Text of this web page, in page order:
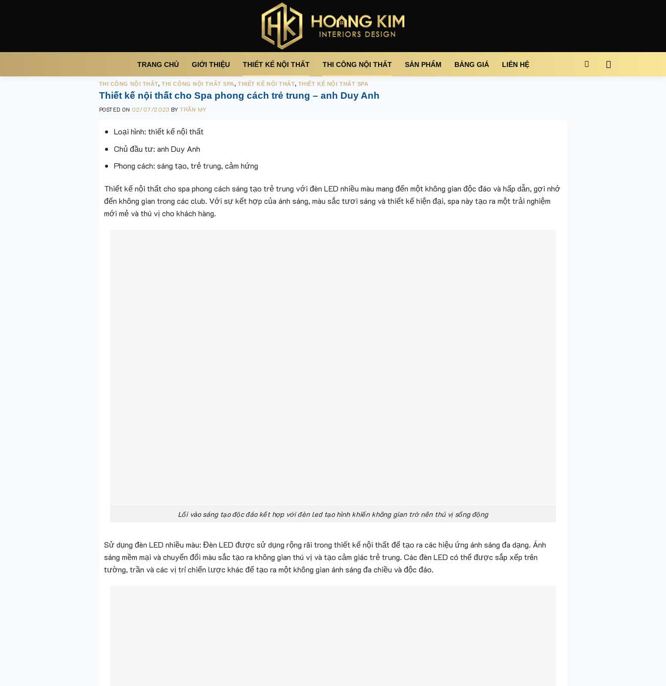
TRANG CHỦ GIỚI THIỆU THIẾT KẾ NỘI THẤT THI CÔNG NỘI THẤT SẢN PHẨM BẢNG GIÁ LIÊN HỆ
THI CÔNG NỘI THẤT,THI CÔNG NỘI THẤT SPA,THIẾT KẾ NỘI THẤT, THIẾT KẾ NỘI THẤT SPA
Thiết kế nội thất cho Spa phong cách trẻ trung – anh Duy Anh
POSTED ON 02/07/2023 BY TRẦN MY
Loại hình: thiết kế nội thất
Chủ đầu tư: anh Duy Anh
Phong cách: sáng tạo, trẻ trung, cảm hứng
Thiết kế nội thất cho spa phong cách sáng tạo trẻ trung với đèn LED nhiều màu mang đến một không gian độc đáo và hấp dẫn, gợi nhớ
đến không gian trong các club. Với sự kết hợp của ánh sáng, màu sắc tươi sáng và thiết kế hiện đại, spa này tạo ra một trải nghiệm
mới mẻ và thú vị cho khách hàng.
Lối vào sáng tạo độc đáo kết hợp với đèn led tạo hình khiến không gian trở nên thú vị sống động
Sử dụng đèn LED nhiều màu: Đèn LED được sử dụng rộng rãi trong thiết kế nội thất để tạo ra các hiệu ứng ánh sáng đa dạng. Ánh
sáng mềm mại và chuyển đổi màu sắc tạo ra không gian thú vị và tạo cảm giác trẻ trung. Các đèn LED có thể được sắp xếp trên
tường, trần và các vị trí chiến lược khác để tạo ra một không gian ánh sáng đa chiều và độc đáo.